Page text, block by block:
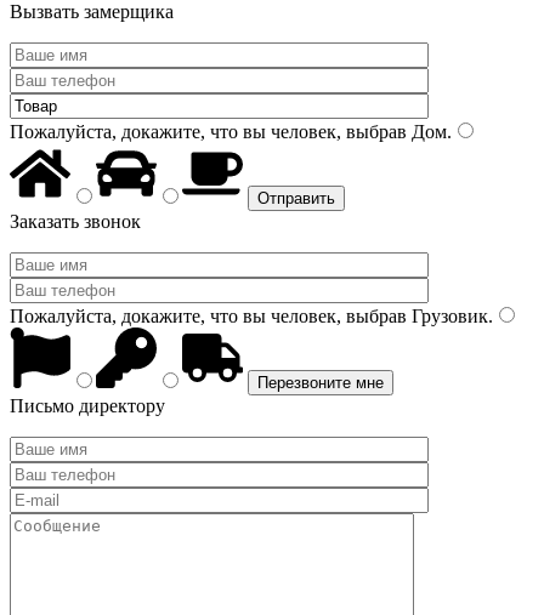
Вызвать замерщика
Пожалуйста, докажите, что вы человек, выбрав Дом.
Заказать звонок
Пожалуйста, докажите, что вы человек, выбрав Грузовик.
Письмо директору